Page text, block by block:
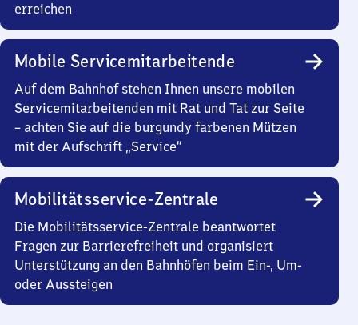
erreichen
Mobile Servicemitarbeitende
Auf dem Bahnhof stehen Ihnen unsere mobilen
Servicemitarbeitenden mit Rat und Tat zur Seite
– achten Sie auf die burgundy farbenen Mützen
mit der Aufschrift „Service“
Mobilitätsservice-Zentrale
Die Mobilitätsservice-Zentrale beantwortet
Fragen zur Barrierefreiheit und organisiert
Unterstützung an den Bahnhöfen beim Ein-, Um-
oder Aussteigen